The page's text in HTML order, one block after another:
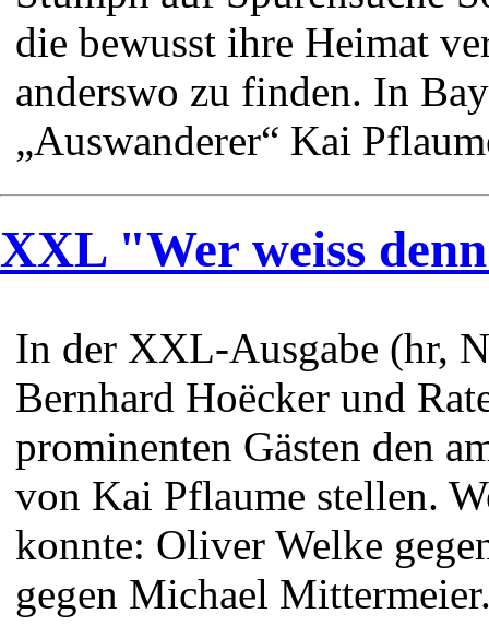
die bewusst ihre Heimat
anderswo zu finden. In
„Auswanderer“ Kai
XXL "Wer weiss
In der XXL-Ausgabe (hr,
Bernhard Hoëcker und
prominenten Gästen den
von Kai Pflaume stellen.
konnte: Oliver Welke
gegen Michael